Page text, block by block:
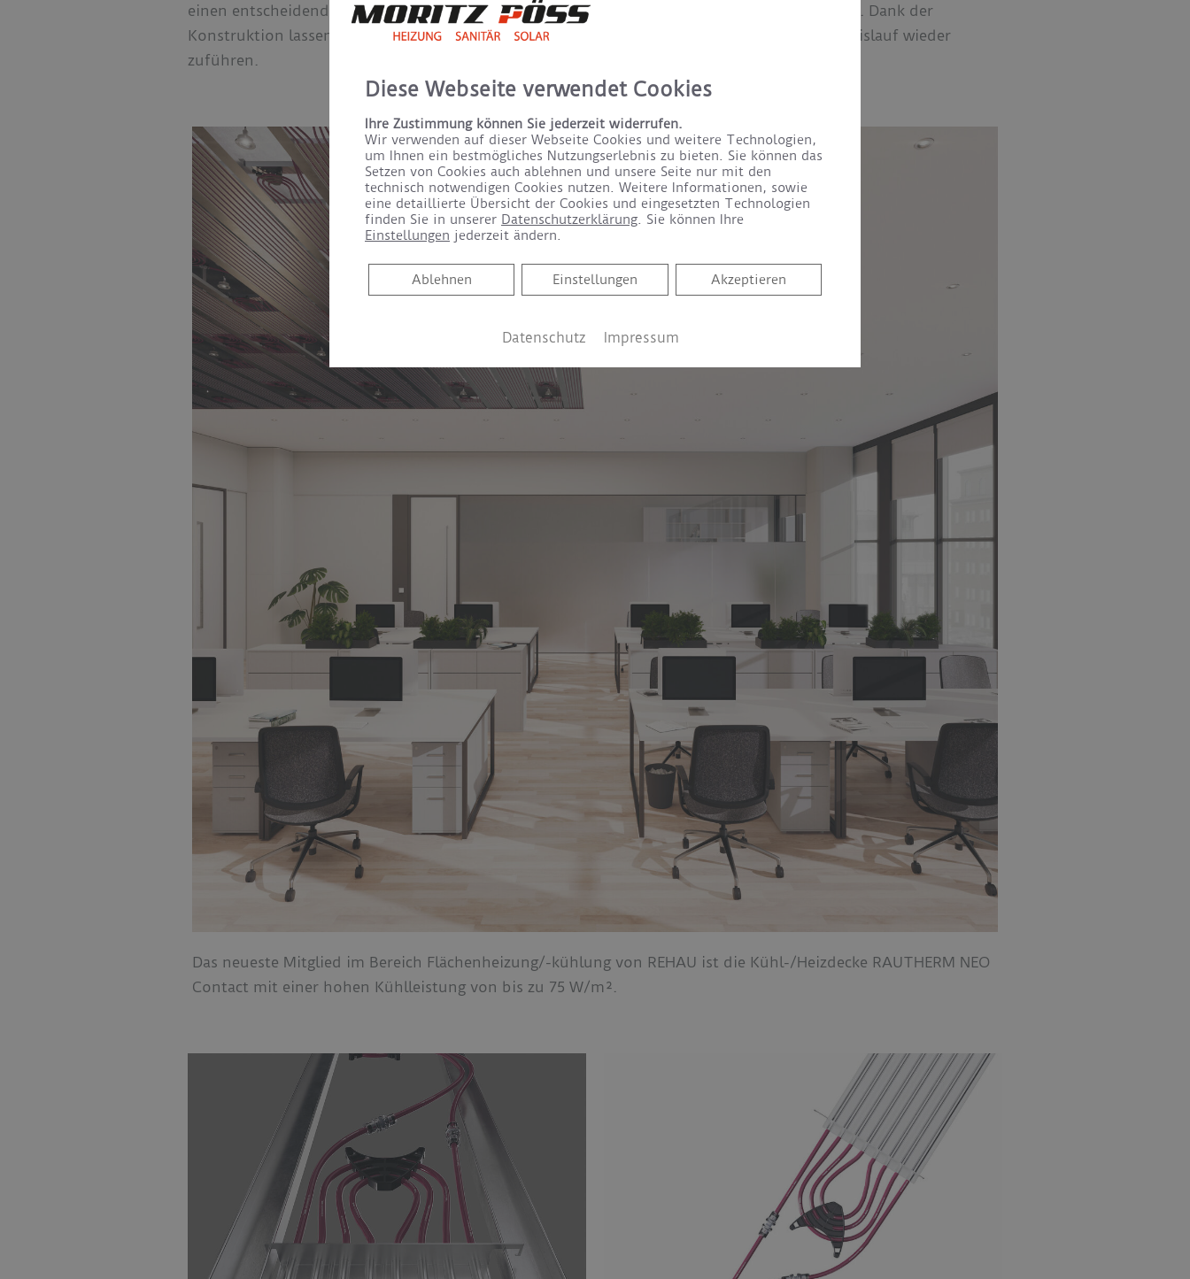
einen entscheidenden Beitrag zum verantwortungsvollen Umgang mit wertvollen Rohstoffen. Dank der
Konstruktion lassen sich die einzelnen Materialien sortenrein trennen und dem Wertstoffkreislauf wieder
zuführen.
Das neueste Mitglied im Bereich Flächenheizung/-kühlung von REHAU ist die Kühl-/Heizdecke RAUTHERM NEO
Contact mit einer hohen Kühlleistung von bis zu 75 W/m².
Diese Webseite verwendet Cookies
Ihre Zustimmung können Sie jederzeit widerrufen.
Wir verwenden auf dieser Webseite Cookies und weitere Technologien,
um Ihnen ein bestmögliches Nutzungserlebnis zu bieten. Sie können das
Setzen von Cookies auch ablehnen und unsere Seite nur mit den
technisch notwendigen Cookies nutzen. Weitere Informationen, sowie
eine detaillierte Übersicht der Cookies und eingesetzten Technologien
finden Sie in unserer Datenschutzerklärung. Sie können Ihre
Einstellungen jederzeit ändern.
Akzeptieren
Einstellungen
Ablehnen
Ablehnen
Datenschutz Impressum